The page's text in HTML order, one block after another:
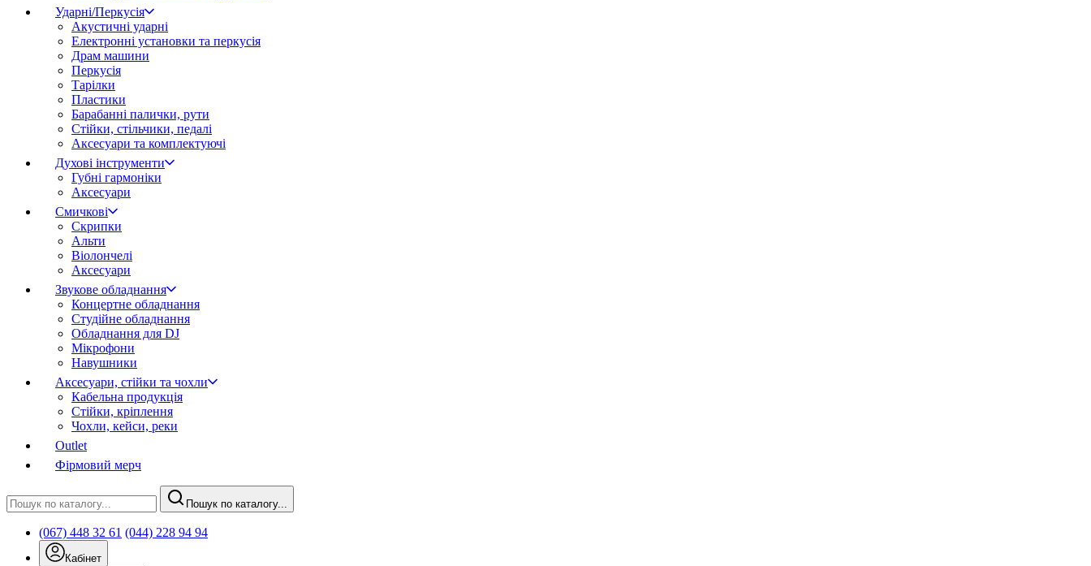
Ударні/Перкусія
Акустичні ударні
Електронні установки та перкусія
Драм машини
Перкусія
Тарілки
Пластики
Барабанні палички, рути
Стійки, стільчики, педалі
Аксесуари та комплектуючі
Духові інструменти
Губні гармоніки
Аксесуари
Смичкові
Скрипки
Альти
Віолончелі
Аксесуари
Звукове обладнання
Концертне обладнання
Студійне обладнання
Обладнання для DJ
Мікрофони
Навушники
Аксесуари, стійки та чохли
Кабельна продукція
Стійки, кріплення
Чохли, кейси, реки
Outlet
Фірмовий мерч
Пошук по каталогу...
(067) 448 32 61 (044) 228 94 94
Кабінет